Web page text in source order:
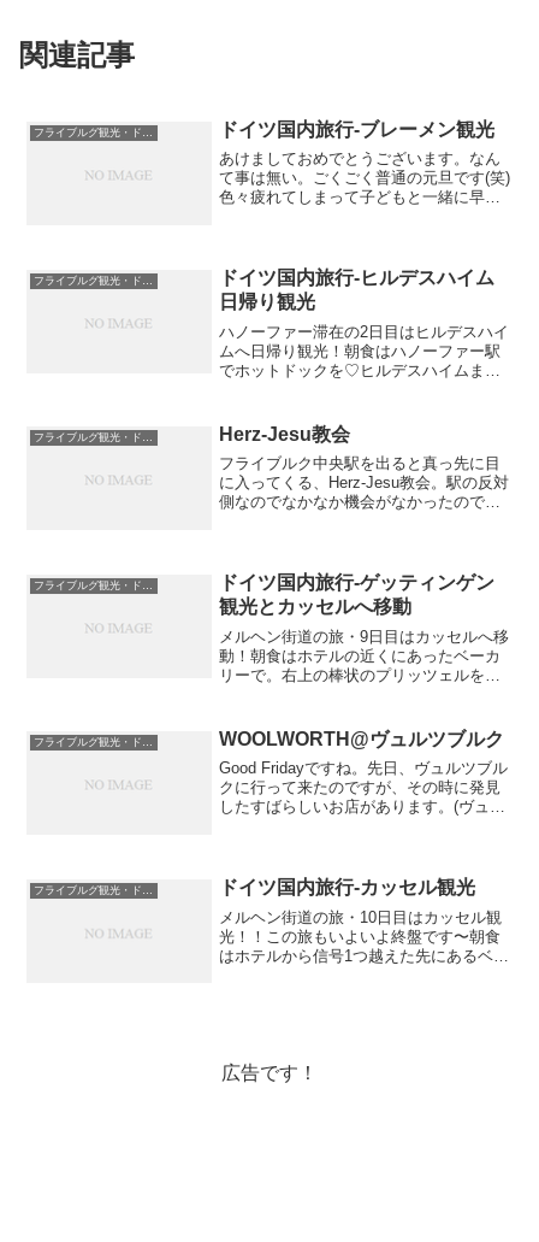
関連記事
ドイツ国内旅行-ブレーメン観光
あけましておめでとうございます。なん
て事は無い。ごくごく普通の元旦です(笑)
色々疲れてしまって子どもと一緒に早寝
食はホテルで頂きます...
フライブルグ観光・ドイツ国内と周辺国
ドイツ国内旅行-ヒルデスハイム
日帰り観光
ハノーファー滞在の2日目はヒルデスハイ
ムへ日帰り観光！朝食はハノーファー駅
でホットドックを♡ヒルデスハイムまで
いなくても寒いですが降っていると体感
温度が一気に下がった...
Herz-Jesu教会
フライブルク中央駅を出ると真っ先に目
に入ってくる、Herz-Jesu教会。駅の反対
側なのでなかなか機会がなかったのです
っていました！...
フライブルグ観光・ドイツ国内と周辺国
ドイツ国内旅行-ゲッティンゲン
観光とカッセルへ移動
メルヘン街道の旅・9日目はカッセルへ移
動！朝食はホテルの近くにあったベーカ
リーで。右上の棒状のプリッツェルを子
チョウ姫リーゼルの像。名門大学・ゲッ
ティンゲン大学の学生が...
WOOLWORTH@ヴュルツブルク
Good Fridayですね。先日、ヴュルツブル
クに行って来たのですが、その時に発見
したすばらしいお店があります。(ヴュル
いんです...
フライブルグ観光・ドイツ国内と周辺国 ドイツ国内旅行-カッセル観光
メルヘン街道の旅・10日目はカッセル観
光！！この旅もいよいよ終盤です〜朝食
はホテルから信号1つ越えた先にあるベー
広告です！